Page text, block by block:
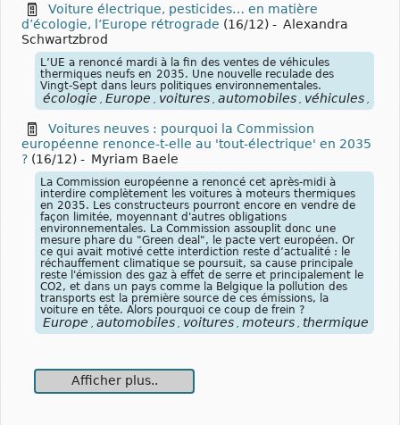
Voiture électrique, pesticides… en matière
d’écologie, l’Europe rétrograde (16/12) - Alexandra
Schwartzbrod
L’UE a renoncé mardi à la fin des ventes de véhicules
thermiques neufs en 2035. Une nouvelle reculade des
Vingt-Sept dans leurs politiques environnementales.
écologie Europe voitures automobiles véhicules
Voitures neuves : pourquoi la Commission
européenne renonce-t-elle au 'tout-électrique' en 2035
? (16/12) - Myriam Baele
La Commission européenne a renoncé cet après-midi à
interdire complètement les voitures à moteurs thermiques
en 2035. Les constructeurs pourront encore en vendre de
façon limitée, moyennant d'autres obligations
environnementales. La Commission assouplit donc une
mesure phare du "Green deal", le pacte vert européen. Or
ce qui avait motivé cette interdiction reste d’actualité : le
réchauffement climatique se poursuit, sa cause principale
reste l'émission des gaz à effet de serre et principalement le
CO2, et dans un pays comme la Belgique la pollution des
transports est la première source de ces émissions, la
voiture en tête. Alors pourquoi ce coup de frein ?
Europe automobiles voitures moteurs thermiques
Afficher plus..